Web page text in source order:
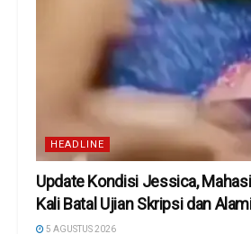
HEADLINE
Update Kondisi Jessica,
Kali Batal Ujian Skripsi dan
5 AGUSTUS 2026